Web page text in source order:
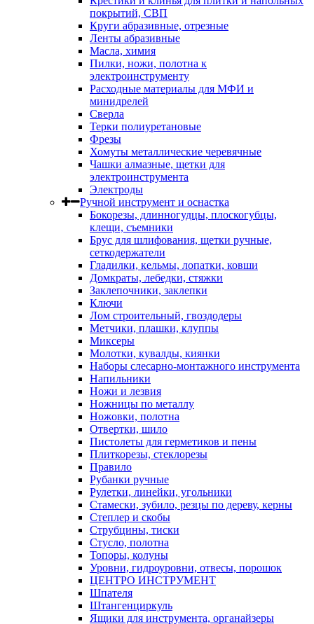
покрытий, СВП
Круги абразивные, отрезные
Ленты абразивные
Масла, химия
Пилки, ножи, полотна к
электроинструменту
Расходные материалы для МФИ и
минидрелей
Сверла
Терки полиуретановые
Фрезы
Хомуты металлические черевячные
Чашки алмазные, щетки для
электроинструмента
Электроды
Ручной инструмент и оснастка
Бокорезы, длинногудцы, плоскогубцы,
клещи, съемники
Брус для шлифования, щетки ручные,
сеткодержатели
Гладилки, кельмы, лопатки, ковши
Домкраты, лебедки, стяжки
Заклепочники, заклепки
Ключи
Лом строительный, гвоздодеры
Метчики, плашки, клуппы
Миксеры
Молотки, кувалды, киянки
Наборы слесарно-монтажного инструмента
Напильники
Ножи и лезвия
Ножницы по металлу
Ножовки, полотна
Отвертки, шило
Пистолеты для герметиков и пены
Плиткорезы, стеклорезы
Правило
Рубанки ручные
Рулетки, линейки, угольники
Стамески, зубило, резцы по дереву, керны
Степлер и скобы
Струбцины, тиски
Стусло, полотна
Топоры, колуны
Уровни, гидроуровни, отвесы, порошок
ЦЕНТРО ИНСТРУМЕНТ
Шпателя
Штангенциркуль
Ящики для инструмента, органайзеры